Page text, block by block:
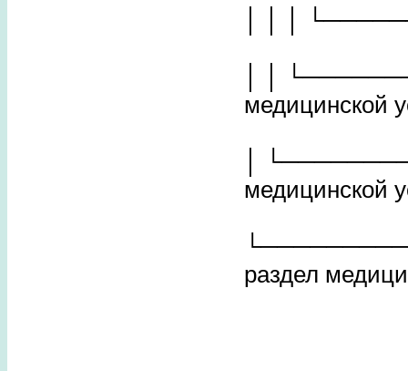
│ │ │
│ │
медицинской
│
медицинской
раздел